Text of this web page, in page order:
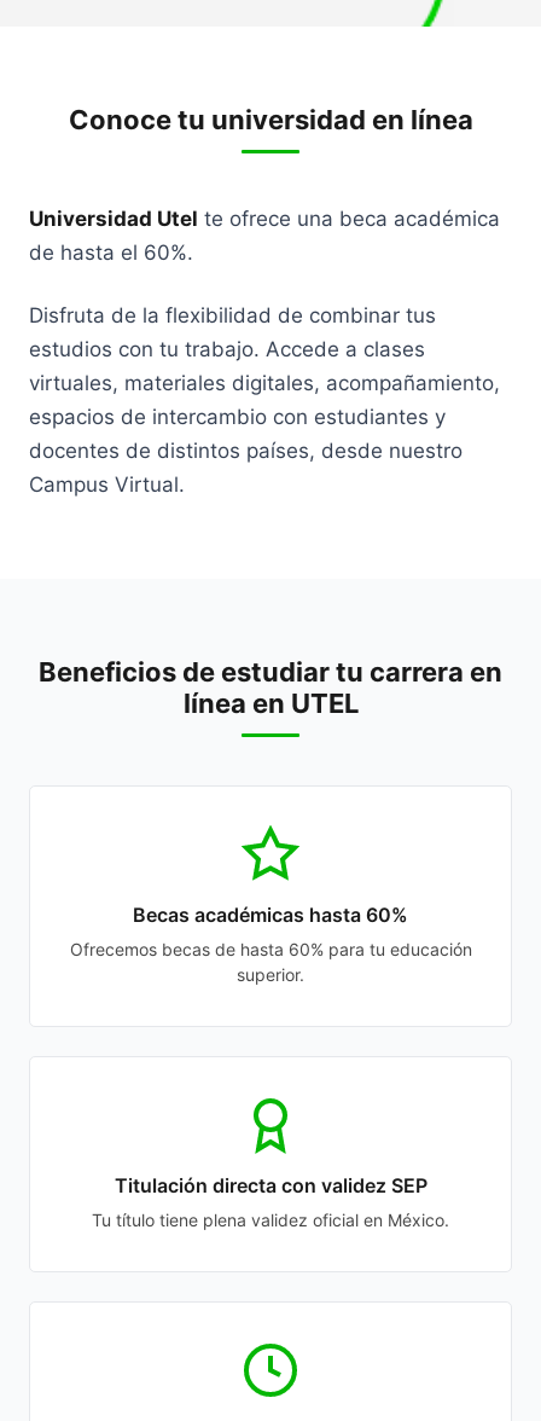
Conoce tu universidad en línea
Universidad Utel te ofrece una beca académica
de hasta el 60%.
Disfruta de la flexibilidad de combinar tus
estudios con tu trabajo. Accede a clases
virtuales, materiales digitales, acompañamiento,
espacios de intercambio con estudiantes y
docentes de distintos países, desde nuestro
Campus Virtual.
Beneficios de estudiar tu carrera en
línea en UTEL
Becas académicas hasta 60%
Ofrecemos becas de hasta 60% para tu educación
superior.
Titulación directa con validez SEP
Tu título tiene plena validez oficial en México.